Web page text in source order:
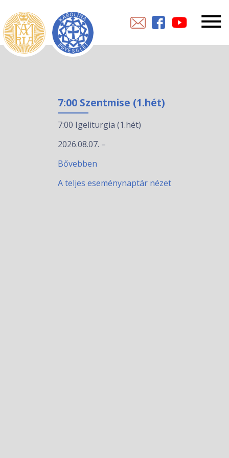
7:00 Szentmise (1.hét)
7:00 Igeliturgia (1.hét)
2026.08.07. –
Bővebben
A teljes eseménynaptár nézet